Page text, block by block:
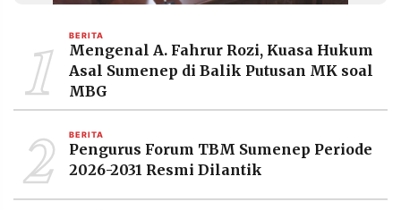
1 BERITA
Mengenal A. Fahrur Rozi, Kuasa Hukum
Asal Sumenep di Balik Putusan MK soal
MBG
2 BERITA
Pengurus Forum TBM Sumenep Periode
2026-2031 Resmi Dilantik